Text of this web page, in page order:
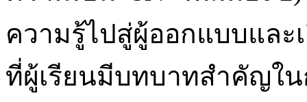
ความรู้ไปสู่ผู้ออกแบบและ
ที่ผู้เรียนมีบทบาทสำคัญใน